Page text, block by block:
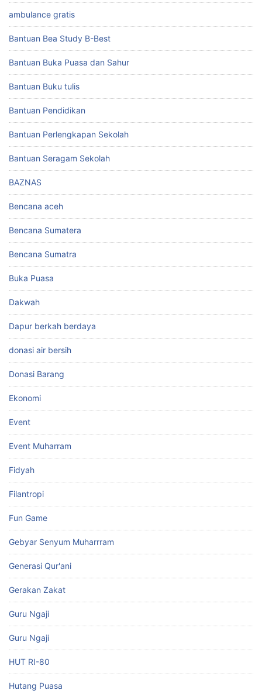
ambulance gratis
Bantuan Bea Study B-Best
Bantuan Buka Puasa dan Sahur
Bantuan Buku tulis
Bantuan Pendidikan
Bantuan Perlengkapan Sekolah
Bantuan Seragam Sekolah
BAZNAS
Bencana aceh
Bencana Sumatera
Bencana Sumatra
Buka Puasa
Dakwah
Dapur berkah berdaya
donasi air bersih
Donasi Barang
Ekonomi
Event
Event Muharram
Fidyah
Filantropi
Fun Game
Gebyar Senyum Muharrram
Generasi Qur'ani
Gerakan Zakat
Guru Ngaji
Guru Ngaji
HUT RI-80
Hutang Puasa